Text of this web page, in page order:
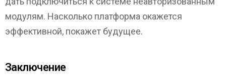
модулям. Насколько платформа окажется
эффективной, покажет будущее.
Заключение